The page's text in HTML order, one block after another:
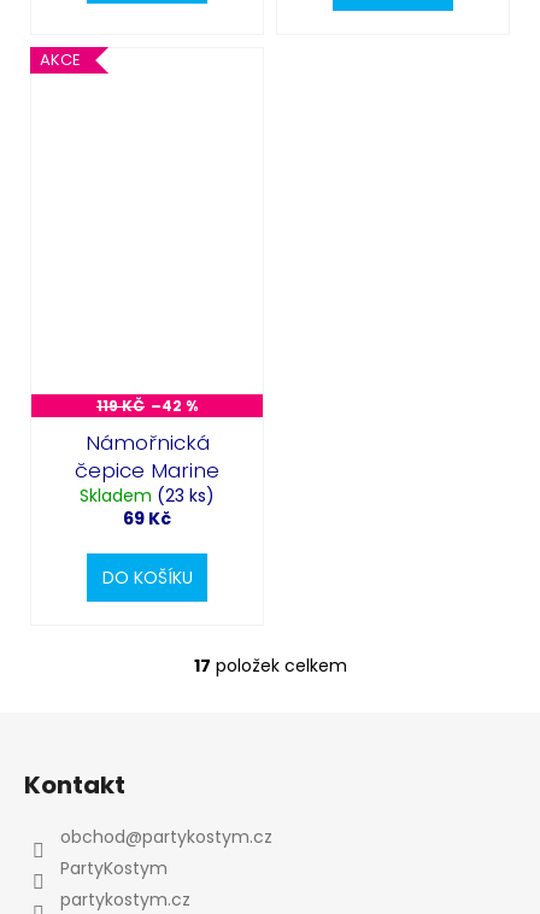
AKCE
119 KČ –42 %
Námořnická
čepice Marine
Skladem (23 ks)
69 Kč
DO KOŠÍKU
O
c
17 položek celkem
Kontakt
obchod@partykostym.cz
PartyKostym
partykostym.cz